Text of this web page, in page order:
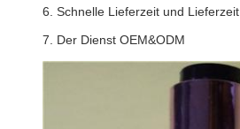
6. Schnelle Lieferzeit und Lieferzeit
7. Der Dienst OEM&ODM